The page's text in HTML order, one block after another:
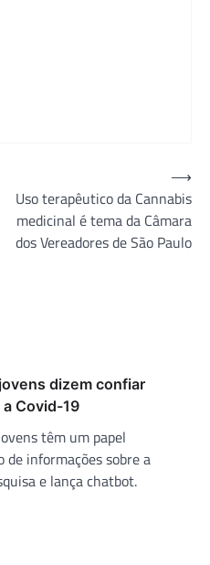
Uso terapêutico da Cannabis
medicinal é tema da Câmara
dos Vereadores de São Paulo
⟶
dizem confiar
Covid-19
têm um papel
informações sobre a
e lança chatbot.